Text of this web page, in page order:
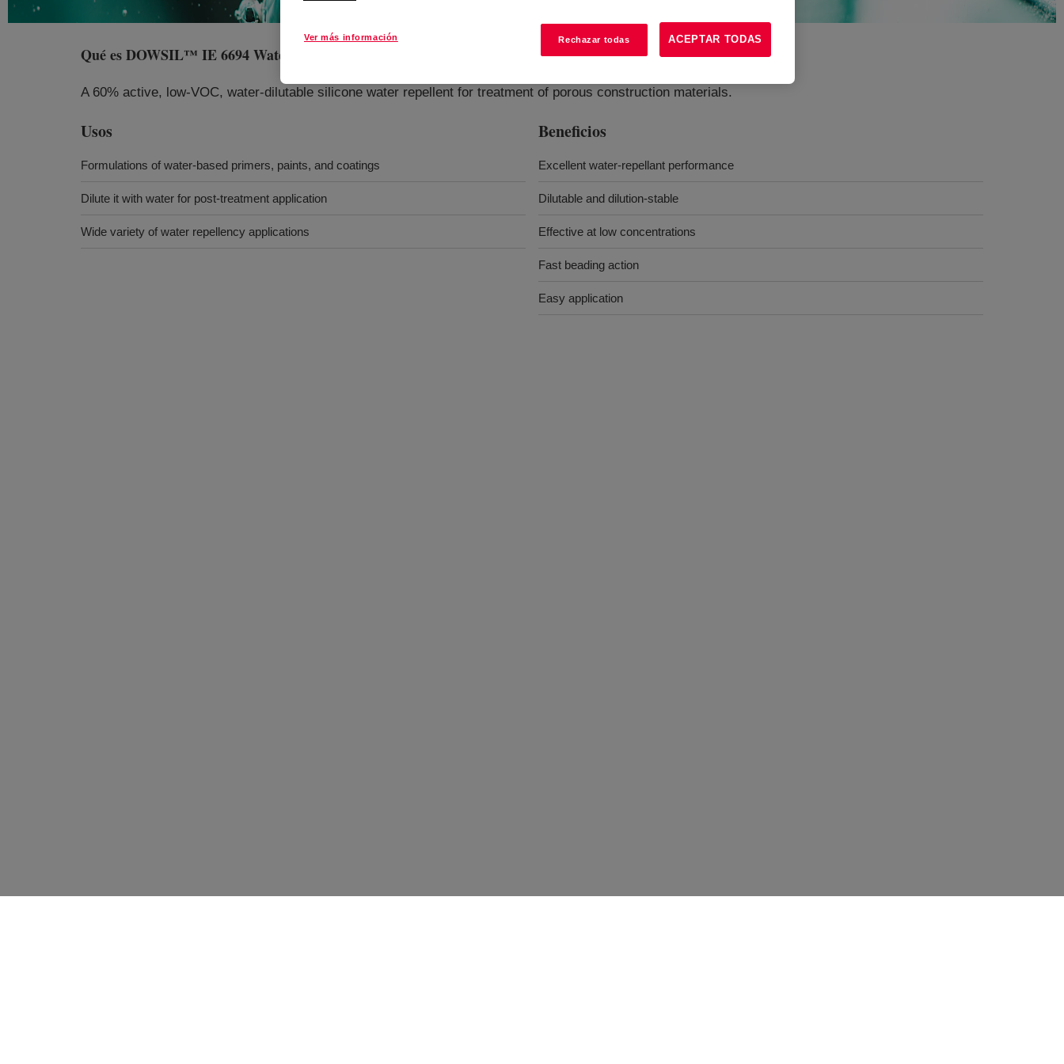
Qué esDOWSIL™ IE 6694 Water Repellent
A 60% active, low-VOC, water-dilutable silicone water repellent for treatment of porous construction materials.
Usos
Formulations of water-based primers, paints, and coatings
Dilute it with water for post-treatment application
Wide variety of water repellency applications
Beneficios
Excellent water-repellant performance
Dilutable and dilution-stable
Effective at low concentrations
Fast beading action
Easy application
Ver más información Rechazar todas ACEPTAR TODAS